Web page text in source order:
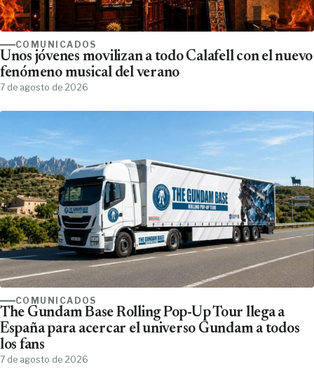
COMUNICADOS
Unos jóvenes movilizan a todo Calafell con el nuevo
fenómeno musical del verano
7 de agosto de 2026
COMUNICADOS
The Gundam Base Rolling Pop-Up Tour llega a
España para acercar el universo Gundam a todos
los fans
7 de agosto de 2026